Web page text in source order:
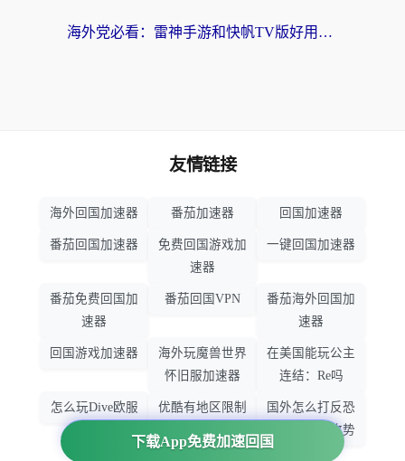
海外党必看：雷神手游和快帆TV版好用吗？3步选对回国加速器不踩坑
下载App免费加速回国
友情链接
海外回国加速器 番茄加速器 回国加速器
番茄回国加速器
免费回国游戏加
速器
一键回国加速器
番茄免费回国加
速器
番茄回国VPN
番茄海外回国加
速器
回国游戏加速器
海外玩魔兽世界
怀旧服加速器
在美国能玩公主
连结：Re吗
怎么玩Dive欧服
优酷有地区限制
吗
国外怎么打反恐
精英：全球攻势